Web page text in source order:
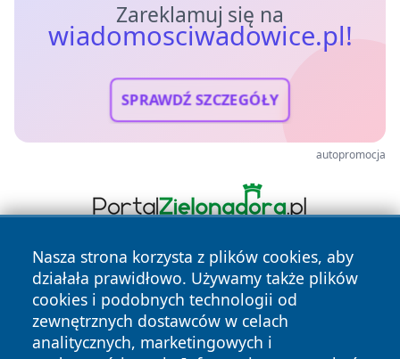
Zareklamuj się na
wiadomosciwadowice.pl!
SPRAWDŹ SZCZEGÓŁY
autopromocja
Nasza strona korzysta z plików cookies, aby
działała prawidłowo. Używamy także plików
cookies i podobnych technologii od
zewnętrznych dostawców w celach
analitycznych, marketingowych i